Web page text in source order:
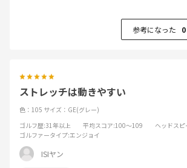
参考になった 0
ストレッチは動きやすい
色：105 サイズ：GE(グレー)
ゴルフ歴:31年以上 平均スコア:100～109 ヘッドスピ
ゴルファータイプ:エンジョイ
ISIヤン